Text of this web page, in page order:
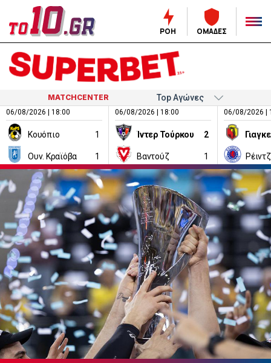
ΡΟΗ ΟΜΑΔΕΣ
MATCHCENTER
06/08/2026 | 18:00
Κουόπιο 1
Ουν. Κραϊόβα 1
06/08/2026 | 18:00
Ίντερ Τούρκου 2
Βαντούζ 1
06/08/2026 |